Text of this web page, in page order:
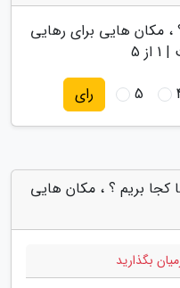
، مکان هایی برای رهایی
|
1 از 5
5 رای
کجا بریم ؟ ، مکان هایی
بگذارید